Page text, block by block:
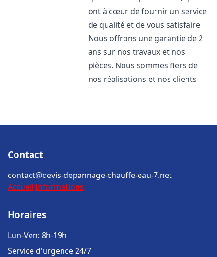
ont à cœur de fournir un service
de qualité et de vous satisfaire.
Nous offrons une garantie de 2
ans sur nos travaux et nos
pièces. Nous sommes fiers de
nos réalisations et nos clients
Contact
contact@devis-depannage-chauffe-eau-7.net
Accueil Informations
Horaires
Lun-Ven: 8h-19h
Service d'urgence 24/7